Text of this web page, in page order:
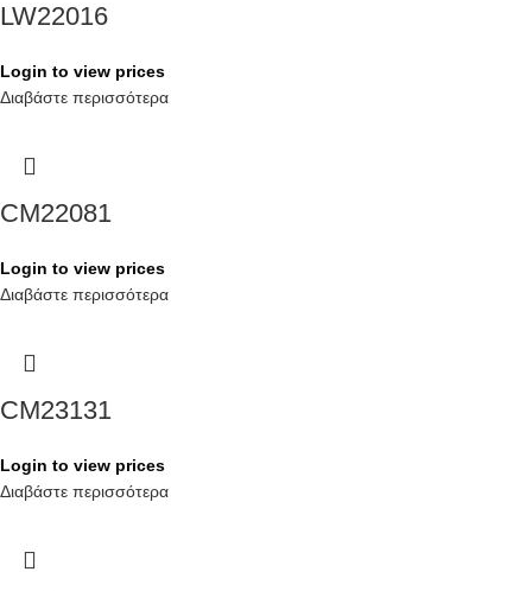
LW22016
Login to view prices
Διαβάστε περισσότερα
CM22081
Login to view prices
Διαβάστε περισσότερα
CM23131
Login to view prices
Διαβάστε περισσότερα